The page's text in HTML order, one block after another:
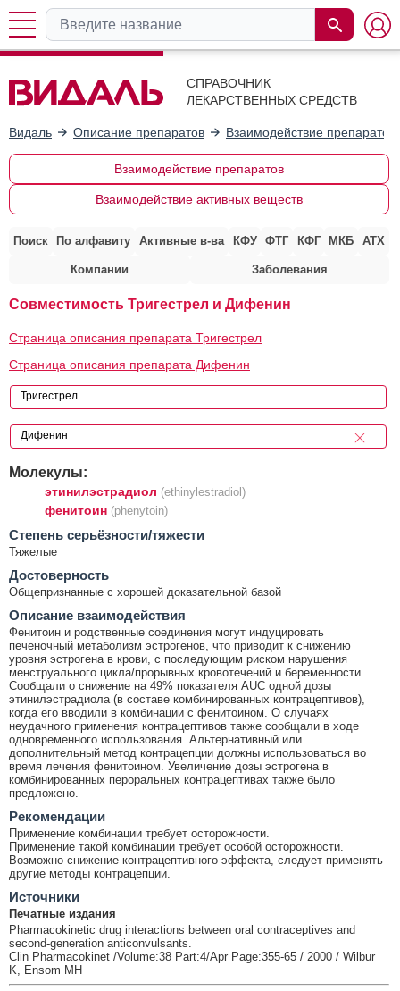
СПРАВОЧНИК
ЛЕКАРСТВЕННЫХ СРЕДСТВ
Видаль Описание препаратов Взаимодействие препаратов
Взаимодействие препаратов
Взаимодействие активных веществ
Поиск По алфавиту Активные в-ва КФУ ФТГ КФГ МКБ АТХ
Компании Заболевания
Совместимость Тригестрел и Дифенин
Страница описания препарата Тригестрел
Страница описания препарата Дифенин
Молекулы:
этинилэстрадиол (ethinylestradiol)
фенитоин (phenytoin)
Cтепень серьёзности/тяжести
Тяжелые
Достоверность
Общепризнанные с хорошей доказательной базой
Описание взаимодействия
Фенитоин и родственные соединения могут индуцировать
печеночный метаболизм эстрогенов, что приводит к снижению
уровня эстрогена в крови, с последующим риском нарушения
менструального цикла/прорывных кровотечений и беременности.
Сообщали о снижение на 49% показателя AUC одной дозы
этинилэстрадиола (в составе комбинированных контрацептивов),
когда его вводили в комбинации с фенитоином. О случаях
неудачного применения контрацептивов также сообщали в ходе
одновременного использования. Альтернативный или
дополнительный метод контрацепции должны использоваться во
время лечения фенитоином. Увеличение дозы эстрогена в
комбинированных пероральных контрацептивах также было
предложено.
Рекомендации
Применение комбинации требует осторожности.
Применение такой комбинации требует особой осторожности.
Возможно снижение контрацептивного эффекта, следует применять
другие методы контрацепции.
Источники
Печатные издания
Pharmacokinetic drug interactions between oral contraceptives and
second-generation anticonvulsants.
Clin Pharmacokinet /Volume:38 Part:4/Apr Page:355-65 / 2000 / Wilbur
K, Ensom MH